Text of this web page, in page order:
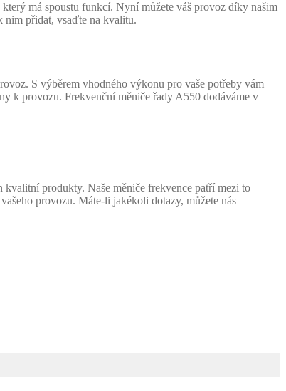
má spoustu funkcí. Nyní můžete váš provoz díky našim
nim přidat, vsaďte na kvalitu.
S výběrem vhodného výkonu pro vaše potřeby vám
k provozu. Frekvenční měniče řady A550 dodáváme v
produkty. Naše měniče frekvence patří mezi to
provozu. Máte-li jakékoli dotazy, můžete nás